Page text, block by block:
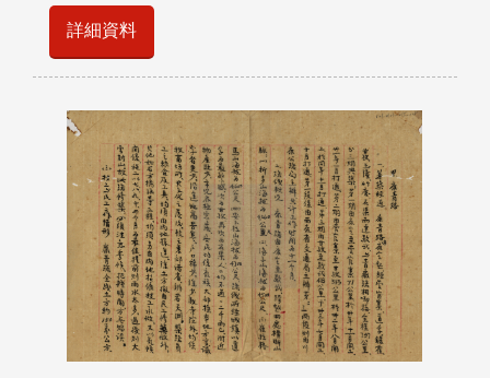
詳細資料